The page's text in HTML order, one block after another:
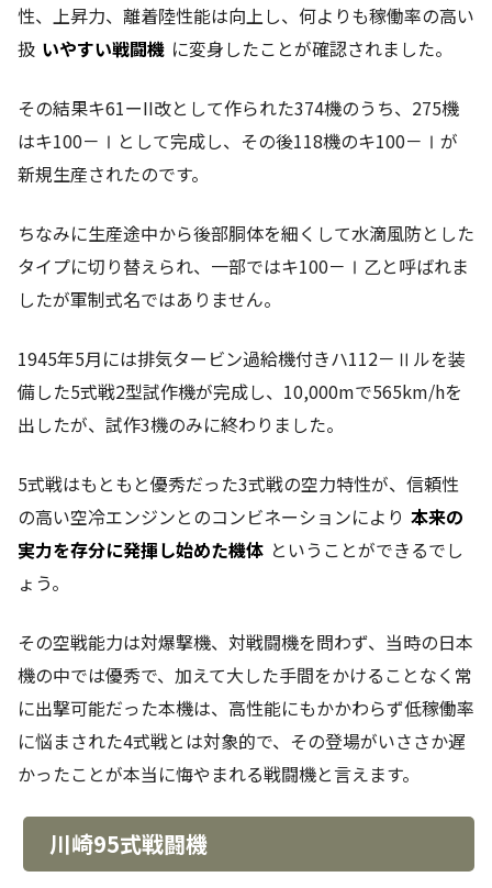
性、上昇力、離着陸性能は向上し、何よりも稼働率の高い
扱 いやすい戦闘機 に変身したことが確認されました。
その結果キ61ーII改として作られた374機のうち、275機
はキ100－Ⅰとして完成し、その後118機のキ100－Ⅰが
新規生産されたのです。
ちなみに生産途中から後部胴体を細くして水滴風防とした
タイプに切り替えられ、一部ではキ100－Ⅰ乙と呼ばれま
したが軍制式名ではありません。
1945年5月には排気タービン過給機付きハ112－Ⅱルを装
備した5式戦2型試作機が完成し、10,000mで565km/hを
出したが、試作3機のみに終わりました。
5式戦はもともと優秀だった3式戦の空力特性が、信頼性
の高い空冷エンジンとのコンビネーションにより 本来の
実力を存分に発揮し始めた機体 ということができるでし
ょう。
その空戦能力は対爆撃機、対戦闘機を問わず、当時の日本
機の中では優秀で、加えて大した手間をかけることなく常
に出撃可能だった本機は、高性能にもかかわらず低稼働率
に悩まされた4式戦とは対象的で、その登場がいささか遅
かったことが本当に悔やまれる戦闘機と言えます。
川崎95式戦闘機